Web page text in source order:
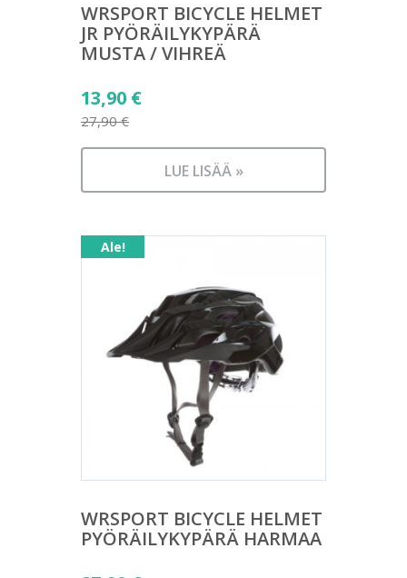
WRSPORT BICYCLE HELMET
JR PYÖRÄILYKYPÄRÄ
MUSTA / VIHREÄ
27,90€
Alkuperäinen
hinta
oli:
13,90 €
Nykyinen
on:
LUE LISÄÄ »
Ale!
WRSPORT BICYCLE HELMET
PYÖRÄILYKYPÄRÄ HARMAA